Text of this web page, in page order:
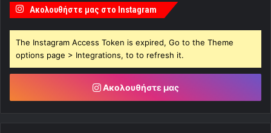
Ακολουθήστε μας στο Instagram
The Instagram Access Token is expired, Go to the Theme
options page > Integrations, to to refresh it.
Ακολουθήστε μας